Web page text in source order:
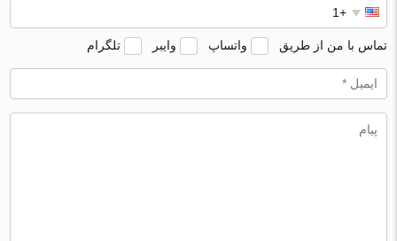
تماس با من از طریق واتساپ وایبر تلگرام